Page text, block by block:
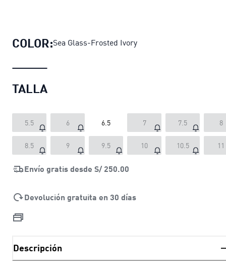
COLOR:Sea Glass-Frosted Ivory
TALLA
5.5 6 6.5 7 7.5 8
8.5 9 9.5 10 10.5 11
Envío gratis desde S/ 250.00
Devolución gratuita en 30 días
Descripción